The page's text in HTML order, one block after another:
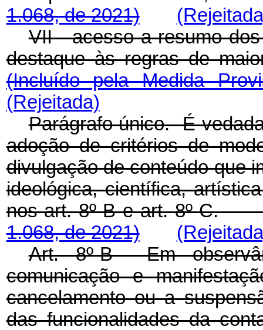
1.068, de 2021)
VII - acesso a resumo
destaque às regras de
(Incluído pela Medida
(Rejeitada)
Parágrafo único. É
adoção de critérios de
divulgação de conteúdo que
ideológica, científica,
nos art. 8º-B e art. 8º-
1.068, de 2021)
Art. 8º-B Em
comunicação e
cancelamento ou a
das funcionalidades da